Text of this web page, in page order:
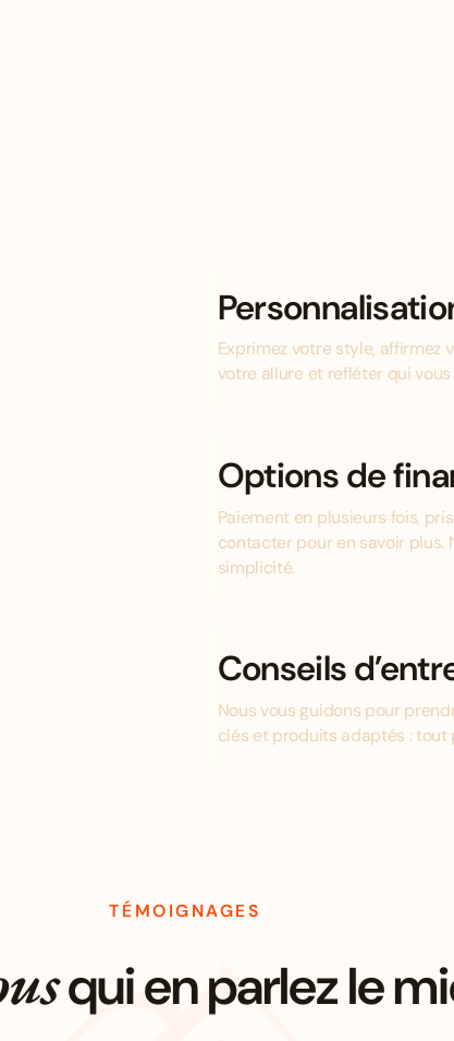
Exprimez votre style, affirmez
votre allure et refléter qui vous
Options de
Paiement en plusieurs fois,
contacter pour en savoir plus.
simplicité.
Conseils
Nous vous guidons pour
clés et produits adaptés :
TÉMOIGNAGES
qui en parlez le